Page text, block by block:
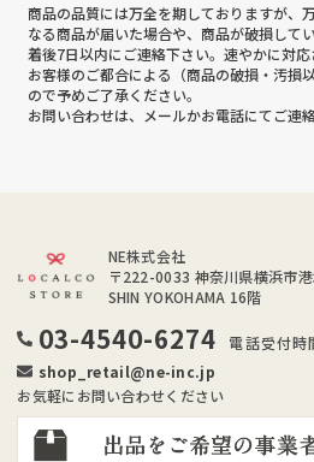
商品の品質には万全を期しておりますが、
なる商品が届いた場合や、商品が破損して
着後7日以内にご連絡下さい。速やかに対応
お客様のご都合による（商品の破損・汚損
ので予めご了承ください。
お問い合わせは、メールかお電話にてご連絡
NE株式会社
〒222-0033 神奈川県横浜市
SHIN YOKOHAMA 16階
03-4540-6274
電話受付
shop_retail@ne-inc.jp
お気軽にお問い合わせください